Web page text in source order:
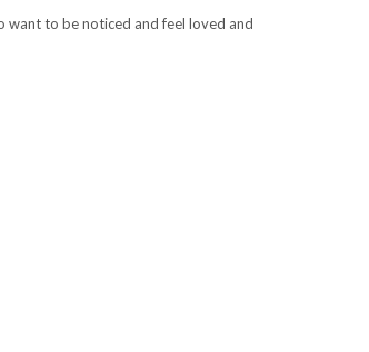
want to be noticed and feel loved and